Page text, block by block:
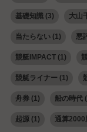
基礎知識(3) 大山
当たらない(1) 悪
競艇IMPACT(1)
競艇ライナー (1)
舟券(1) 船の時代
起源(1) 通算2000